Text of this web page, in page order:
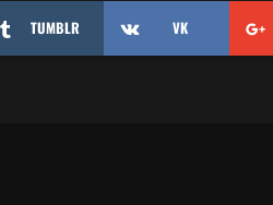
TUMBLR VK